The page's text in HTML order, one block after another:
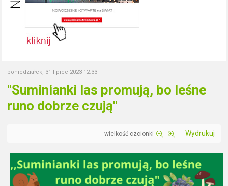
poniedziałek, 31 lipiec 2023 12:33
"Suminianki las promują, bo leśne
runo dobrze czują"
wielkość czcionki Wydrukuj